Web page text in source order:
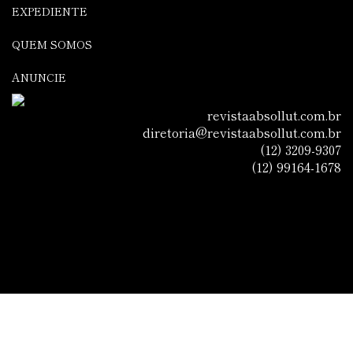
EXPEDIENTE
QUEM SOMOS
ANUNCIE
revistaabsollut.com.br
diretoria@revistaabsollut.com.br
(12) 3209-9307
(12) 99164-1678